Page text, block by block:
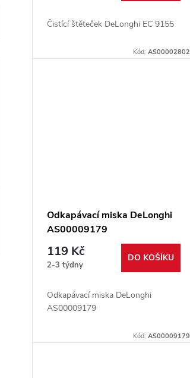
Čistící štěteček DeLonghi EC 9155
Kód:AS00002802
Odkapávací miska DeLonghi
AS00009179
119 Kč
2-3 týdny
DO KOŠÍKU
Odkapávací miska DeLonghi
AS00009179
Kód:AS00009179